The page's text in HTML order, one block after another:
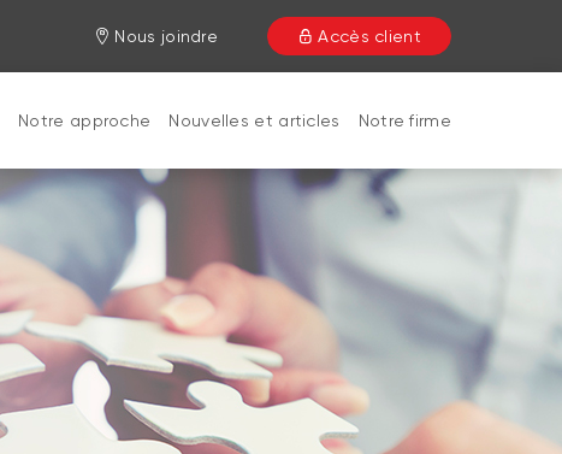
Nous joindre Accès client
Notre approche Nouvelles et articles Notre firme